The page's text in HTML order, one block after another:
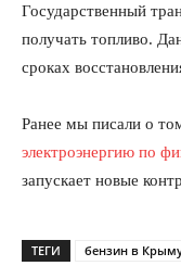
Государственный
получать топливо.
сроках
Ранее мы писали о
электроэнергию по
запускает новые
ТЕГИ бензин в